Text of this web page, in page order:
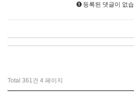
등록된 댓글이 없습
Total 361건 4 페이지